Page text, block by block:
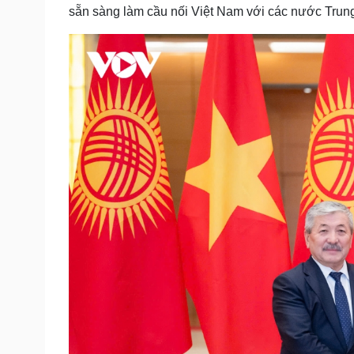
sẵn sàng làm cầu nối Việt Nam với các nước